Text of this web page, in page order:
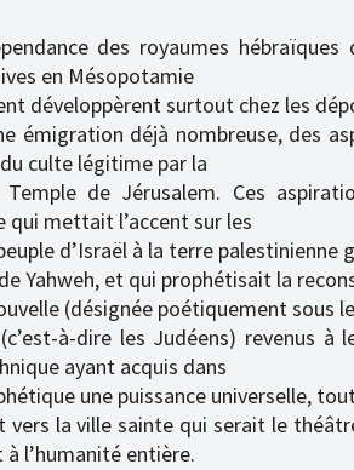
des royaumes
en Mésopotamie
développèrent surtout chez les
émigration déjà nombreuse, des
culte légitime par la
de Jérusalem. Ces
qui mettait l’accent sur les
d’Israël à la terre palestinienne
Yahweh, et qui prophétisait la
(désignée poétiquement sous
à-dire les Judéens) revenus
ayant acquis dans
une puissance universelle,
vers la ville sainte qui serait le
l’humanité entière.